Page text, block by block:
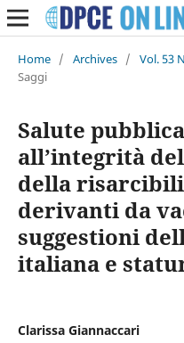
Home / Archives / Vol. 53
Saggi
Salute
all’integrità
della
derivanti da
suggestioni
italiana e
Clarissa Giannaccari